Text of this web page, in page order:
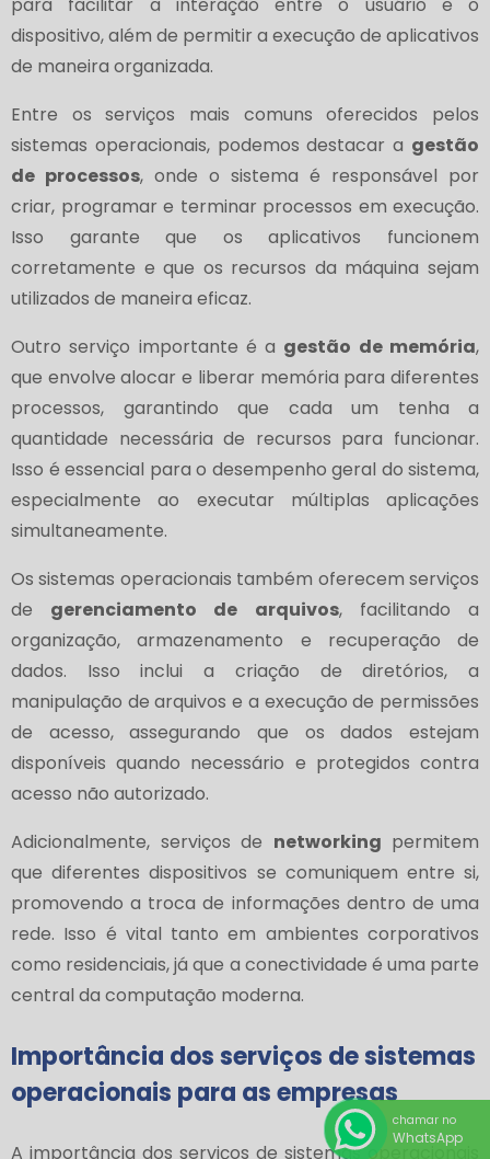
dispositivo, além de permitir a execução de aplicativos
de maneira organizada.
Entre os serviços mais comuns oferecidos pelos
sistemas operacionais, podemos destacar a gestão
de processos, onde o sistema é responsável por
criar, programar e terminar processos em execução.
Isso garante que os aplicativos funcionem
corretamente e que os recursos da máquina sejam
utilizados de maneira eficaz.
Outro serviço importante é a gestão de memória,
que envolve alocar e liberar memória para diferentes
processos, garantindo que cada um tenha a
quantidade necessária de recursos para funcionar.
Isso é essencial para o desempenho geral do sistema,
especialmente ao executar múltiplas aplicações
simultaneamente.
Os sistemas operacionais também oferecem serviços
de gerenciamento de arquivos, facilitando a
organização, armazenamento e recuperação de
dados. Isso inclui a criação de diretórios, a
manipulação de arquivos e a execução de permissões
de acesso, assegurando que os dados estejam
disponíveis quando necessário e protegidos contra
acesso não autorizado.
Adicionalmente, serviços de networking permitem
que diferentes dispositivos se comuniquem entre si,
promovendo a troca de informações dentro de uma
rede. Isso é vital tanto em ambientes corporativos
como residenciais, já que a conectividade é uma parte
central da computação moderna.
Importância dos serviços de sistemas
operacionais para as empresas
A importância dos serviços de sistemas operacionais
chamar no
WhatsApp